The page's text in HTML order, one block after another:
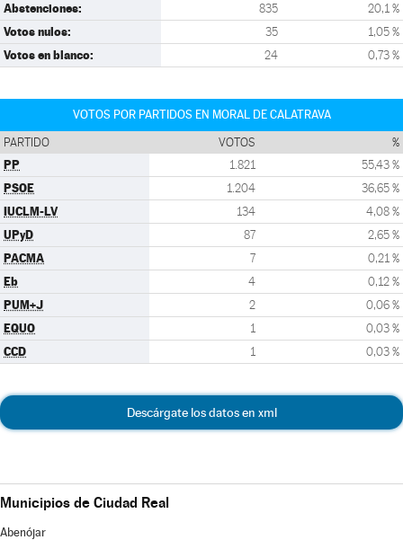
Abstenciones: 835 20,1 %
Votos nulos: 35 1,05 %
Votos en blanco: 24 0,73 %
VOTOS POR PARTIDOS EN MORAL DE CALATRAVA
PARTIDO VOTOS %
PP 1.821 55,43 %
PSOE 1.204 36,65 %
IUCLM-LV 134 4,08 %
UPyD 87 2,65 %
PACMA 7 0,21 %
Eb 4 0,12 %
PUM+J 2 0,06 %
EQUO 1 0,03 %
CCD 1 0,03 %
Descárgate los datos en xml
Municipios de Ciudad Real
Abenójar